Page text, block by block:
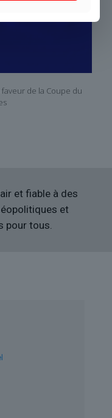
de la Coupe du
et fiable à des
et
pour tous.